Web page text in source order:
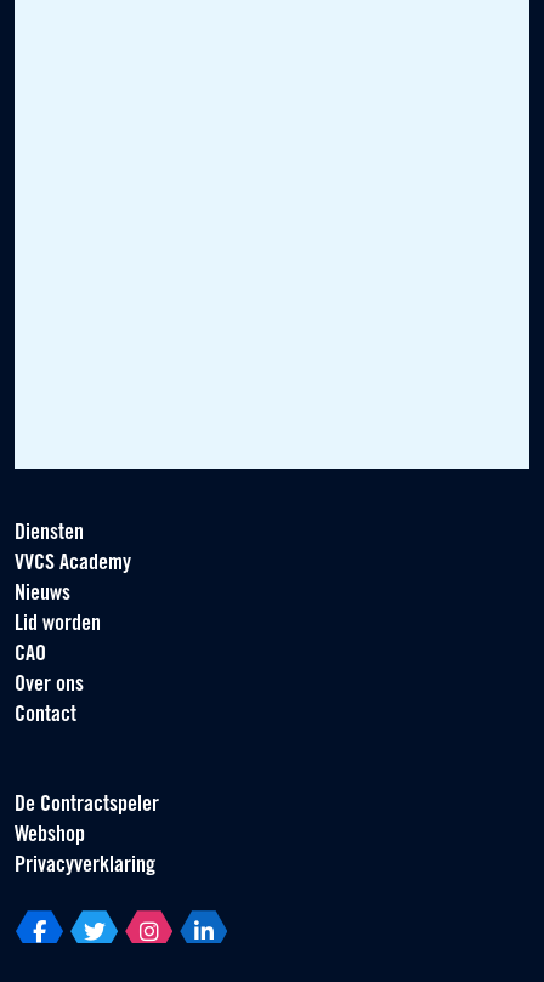
Diensten
VVCS Academy
Nieuws
Lid worden
CAO
Over ons
Contact
De Contractspeler
Webshop
Privacyverklaring